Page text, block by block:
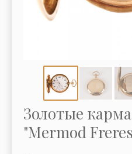
Золотые
"Mermod